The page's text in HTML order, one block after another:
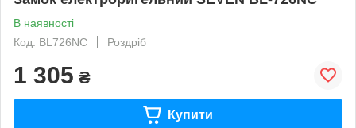
В наявності
Код: BL726NC
Роздріб
1 305 ₴
Купити